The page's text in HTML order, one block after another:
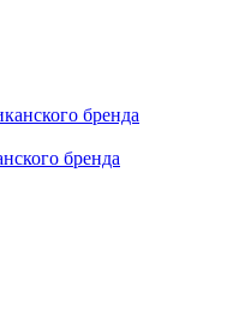
бренда